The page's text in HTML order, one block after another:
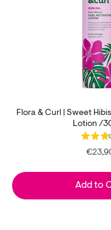
Flora & Curl | Sweet
Lotion /
Price
Add to